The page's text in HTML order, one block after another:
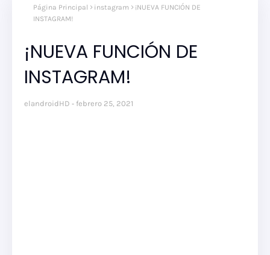
Página Principal instagram
¡NUEVA FUNCIÓN DE
INSTAGRAM!
¡NUEVA FUNCIÓN DE
INSTAGRAM!
elandroidHD febrero 25, 2021